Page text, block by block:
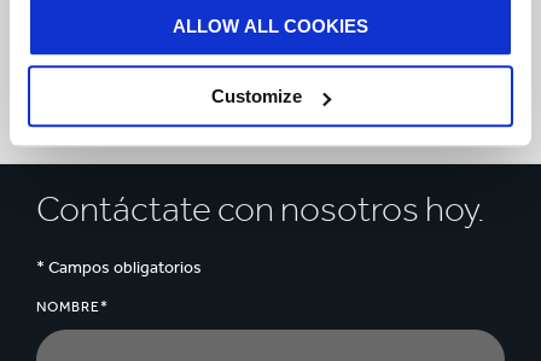
ALLOW ALL COOKIES
Customize
Disponible en color azul,
Contáctate con nosotros hoy.
* Campos obligatorios
NOMBRE*